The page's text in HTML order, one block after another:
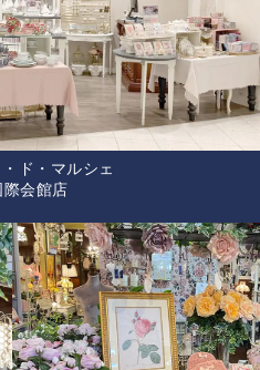
ド・マルシェ
際会館店